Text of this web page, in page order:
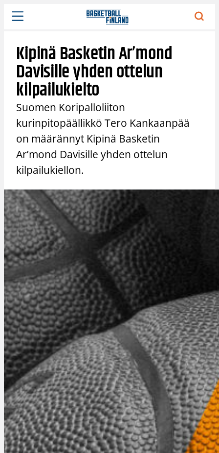
Siirry
sisältöön
Kipinä Basketin Ar’mond
Davisille yhden ottelun
kilpailukielto
Suomen Koripalloliiton
kurinpitopäällikkö Tero Kankaanpää
on määrännyt Kipinä Basketin
Ar’mond Davisille yhden ottelun
kilpailukiellon.